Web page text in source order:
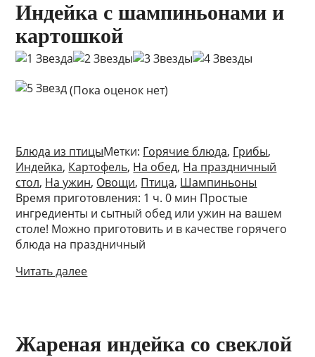
Индейка с шампиньонами и
картошкой
(Пока оценок нет)
Блюда из птицыМетки: Горячие блюда, Грибы,
Индейка, Картофель, На обед, На праздничный
стол, На ужин, Овощи, Птица, Шампиньоны
Время приготовления: 1 ч. 0 мин Простые
ингредиенты и сытный обед или ужин на вашем
столе! Можно приготовить и в качестве горячего
блюда на праздничный
Читать далее
Жареная индейка со свеклой